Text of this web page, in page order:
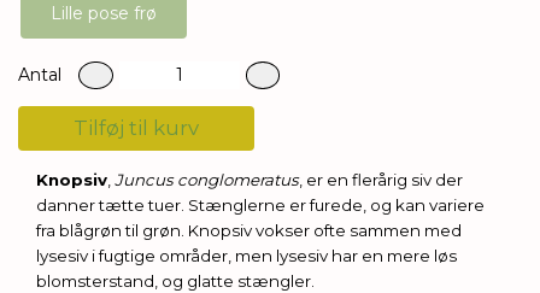
Lille pose frø
Antal
Tilføj til kurv
Knopsiv Juncus conglomeratus, er en flerårig siv der
danner tætte tuer. Stænglerne er furede, og kan variere
fra blågrøn til grøn. Knopsiv vokser ofte sammen med
lysesiv i fugtige områder, men lysesiv har en mere løs
blomsterstand, og glatte stængler.